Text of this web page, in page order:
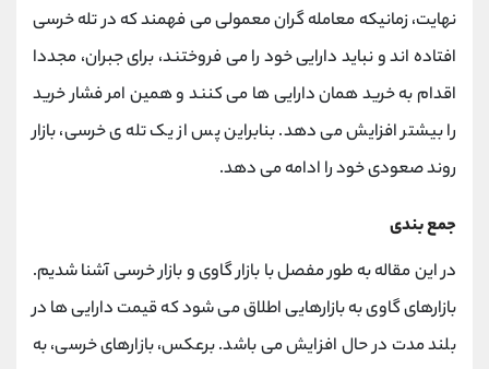
نهایت، زمانیکه معامله گران معمولی می فهمند که در تله خرسی
افتاده اند و نباید دارایی خود را می فروختند، برای جبران، مجددا
اقدام به خرید همان دارایی ها می کنند و همین امر فشار خرید
را بیشتر افزایش می دهد. بنابراین پس از یک تله ی خرسی، بازار
روند صعودی خود را ادامه می دهد.
جمع بندی
در این مقاله به طور مفصل با بازار گاوی و بازار خرسی آشنا شدیم.
بازارهای گاوی به بازارهایی اطلاق می شود که قیمت دارایی ها در
بلند مدت در حال افزایش می باشد. برعکس، بازارهای خرسی، به